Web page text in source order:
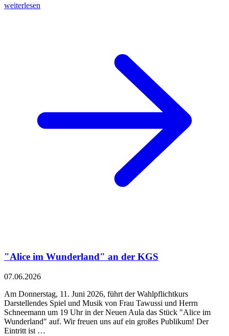
weiterlesen
"Alice im Wunderland" an der KGS
07.06.2026
Am Donnerstag, 11. Juni 2026, führt der Wahlpflichtkurs
Darstellendes Spiel und Musik von Frau Tawussi und Herrn
Schneemann um 19 Uhr in der Neuen Aula das Stück "Alice im
Wunderland" auf. Wir freuen uns auf ein großes Publikum! Der
Eintritt ist …